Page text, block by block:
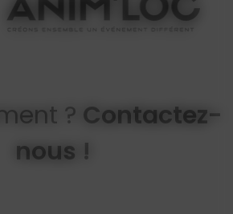
? Contactez-
nous !